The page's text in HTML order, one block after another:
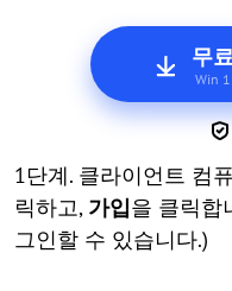
무
Win
1단계. 클라이언트 컴
릭하고, 가입을 클릭합
그인할 수 있습니다.)